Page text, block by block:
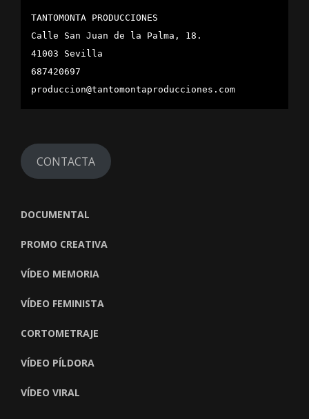
TANTOMONTA PRODUCCIONES
Calle San Juan de la Palma, 18.
41003 Sevilla
687420697
produccion@tantomontaproducciones.com
CONTACTA
DOCUMENTAL
PROMO CREATIVA
VÍDEO MEMORIA
VÍDEO FEMINISTA
CORTOMETRAJE
VÍDEO PÍLDORA
VÍDEO VIRAL